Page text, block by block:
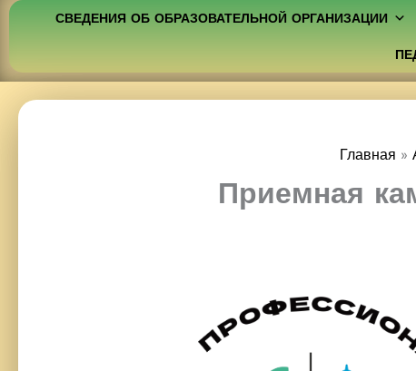
СВЕДЕНИЯ ОБ ОБРАЗОВАТЕЛЬНОЙ ОРГАНИЗАЦИИ
Главная
Приемная